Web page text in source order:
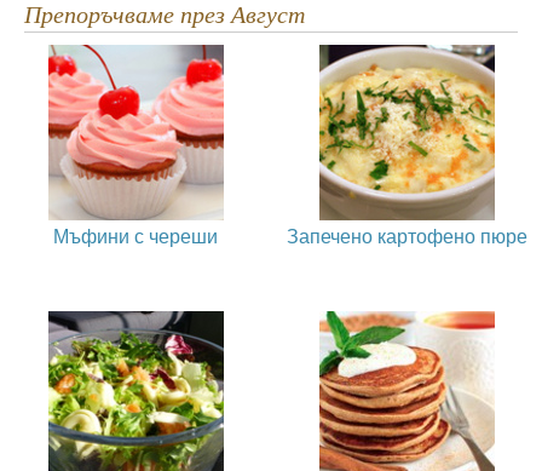
Препоръчваме през Август
Мъфини с череши Запечено картофено пюре